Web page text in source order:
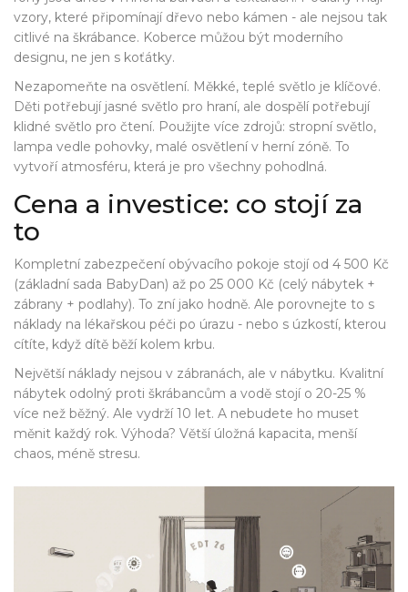
vzory, které připomínají dřevo nebo kámen - ale nejsou tak
citlivé na škrábance. Koberce můžou být moderního
designu, ne jen s koťátky.
Nezapomeňte na osvětlení. Měkké, teplé světlo je klíčové.
Děti potřebují jasné světlo pro hraní, ale dospělí potřebují
klidné světlo pro čtení. Použijte více zdrojů: stropní světlo,
lampa vedle pohovky, malé osvětlení v herní zóně. To
vytvoří atmosféru, která je pro všechny pohodlná.
Cena a investice: co stojí za
to
Kompletní zabezpečení obývacího pokoje stojí od 4 500 Kč
(základní sada BabyDan) až po 25 000 Kč (celý nábytek +
zábrany + podlahy). To zní jako hodně. Ale porovnejte to s
náklady na lékařskou péči po úrazu - nebo s úzkostí, kterou
cítíte, když dítě běží kolem krbu.
Největší náklady nejsou v zábranách, ale v nábytku. Kvalitní
nábytek odolný proti škrábancům a vodě stojí o 20-25 %
více než běžný. Ale vydrží 10 let. A nebudete ho muset
měnit každý rok. Výhoda? Větší úložná kapacita, menší
chaos, méně stresu.